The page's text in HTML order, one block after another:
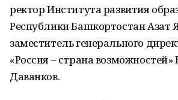
ректор Института развития
Республики Башкортостан Азат
заместитель генерального
«Россия – страна
Даванков.